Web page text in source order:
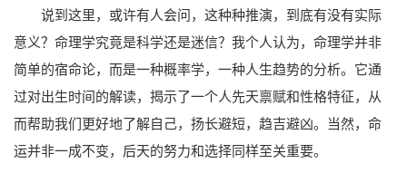
说到这里，或许有人会问，这种种推演，到底有没有实际
意义？命理学究竟是科学还是迷信？我个人认为，命理学并非
简单的宿命论，而是一种概率学，一种人生趋势的分析。它通
过对出生时间的解读，揭示了一个人先天禀赋和性格特征，从
而帮助我们更好地了解自己，扬长避短，趋吉避凶。当然，命
运并非一成不变，后天的努力和选择同样至关重要。